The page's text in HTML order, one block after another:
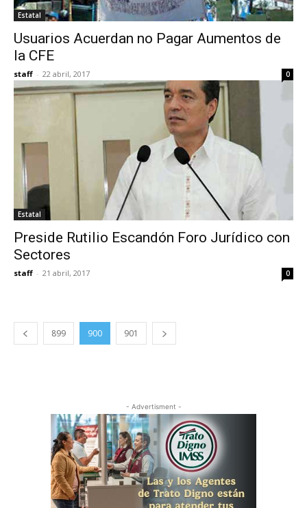
Estatal
Usuarios Acuerdan no Pagar Aumentos de
la CFE
staff - 22 abril, 2017 0
Estatal
Preside Rutilio Escandón Foro Jurídico con
Sectores
staff - 21 abril, 2017 0
899 900 901
- Advertisment -